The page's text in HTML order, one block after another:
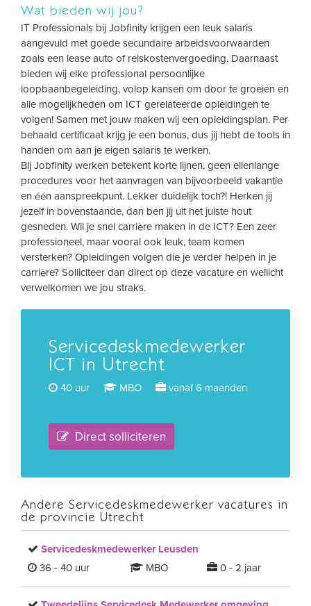
Wat bieden wij jou?
IT Professionals bij Jobfinity krijgen een leuk salaris
aangevuld met goede secundaire arbeidsvoorwaarden
zoals een lease auto of reiskostenvergoeding. Daarnaast
bieden wij elke professional persoonlijke
loopbaanbegeleiding, volop kansen om door te groeien en
alle mogelijkheden om ICT gerelateerde opleidingen te
volgen! Samen met jouw maken wij een opleidingsplan. Per
behaald certificaat krijg je een bonus, dus jij hebt de tools in
handen om aan je eigen salaris te werken.
Bij Jobfinity werken betekent korte lijnen, geen ellenlange
procedures voor het aanvragen van bijvoorbeeld vakantie
en één aanspreekpunt. Lekker duidelijk toch?! Herken jij
jezelf in bovenstaande, dan ben jij uit het juiste hout
gesneden. Wil je snel carrière maken in de ICT? Een zeer
professioneel, maar vooral ook leuk, team komen
versterken? Opleidingen volgen die je verder helpen in je
carrière? Solliciteer dan direct op deze vacature en wellicht
verwelkomen we jou straks.
Servicedeskmedewerker
ICT in Utrecht
40 uur MBO vanaf 6 maanden
Direct solliciteren
Andere Servicedeskmedewerker vacatures in
de provincie Utrecht
Servicedeskmedewerker Leusden
36 - 40 uur
MBO 0 - 2 jaar